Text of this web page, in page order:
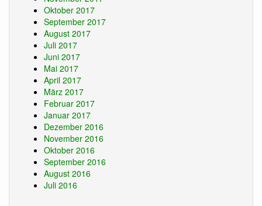
Oktober 2017
September 2017
August 2017
Juli 2017
Juni 2017
Mai 2017
April 2017
März 2017
Februar 2017
Januar 2017
Dezember 2016
November 2016
Oktober 2016
September 2016
August 2016
Juli 2016